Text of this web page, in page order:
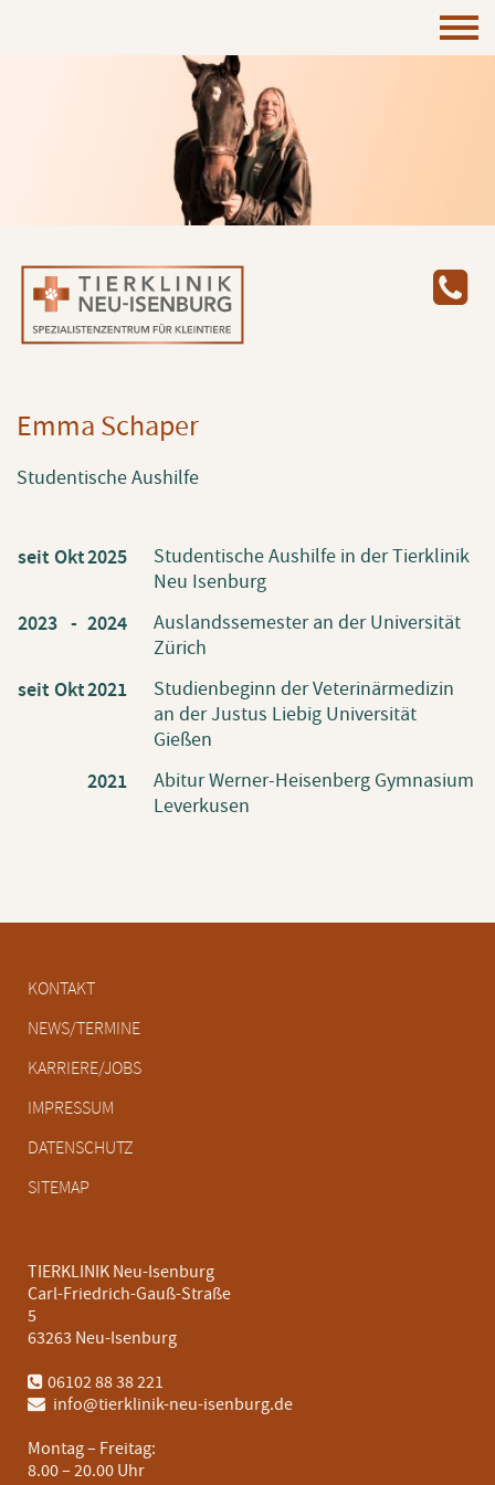
Emma Schaper
Studentische Aushilfe
seit Okt2025
Studentische Aushilfe in der Tierklinik
Neu Isenburg
2023 - 2024
Auslandssemester an der Universität
Zürich
seit Okt2021
Studienbeginn der Veterinärmedizin
an der Justus Liebig Universität
Gießen
2021
Abitur Werner-Heisenberg Gymnasium
Leverkusen
Navigation
KONTAKT
NEWS/TERMINE
KARRIERE/JOBS
IMPRESSUM
DATENSCHUTZ
SITEMAP
TIERKLINIK Neu-Isenburg
Carl-Friedrich-Gauß-Straße
5
63263 Neu-Isenburg
06102 88 38 221
info@tierklinik-neu-isenburg.de
Montag – Freitag:
8.00 – 20.00 Uhr